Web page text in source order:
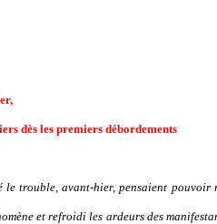
dès les premiers débordements
le trouble, avant-hier, pensaient
et refroidi les ardeurs des